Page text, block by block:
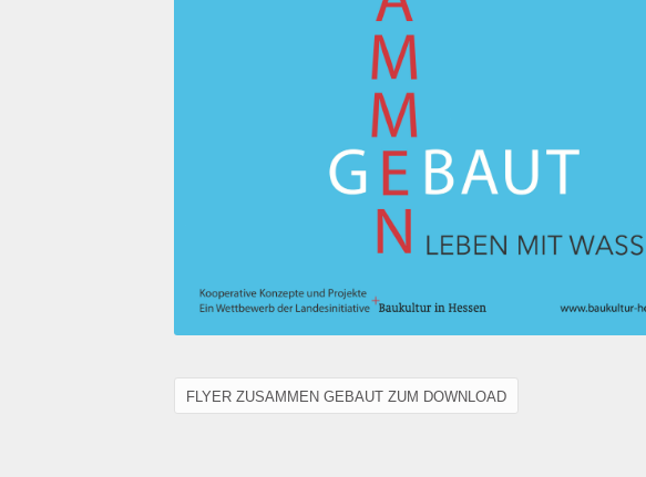
FLYER ZUSAMMEN GEBAUT ZUM DOWNLOAD